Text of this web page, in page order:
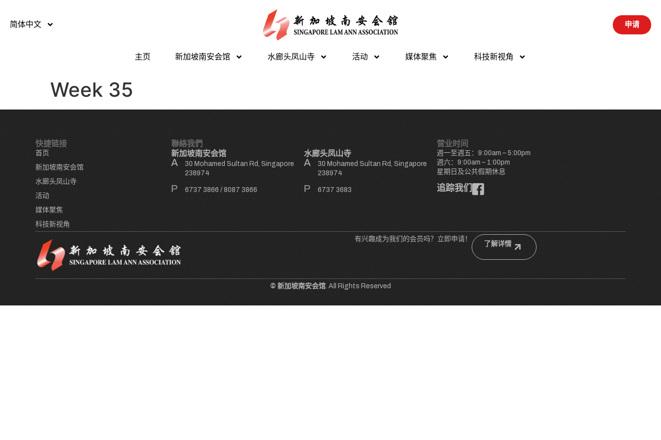
简体中文 申请
主页 新加坡南安会馆 水廊头凤山寺 活动 媒体聚焦 科技新视角
Week 35
快捷链接
首页
新加坡南安会馆
水廊头凤山寺
活动
媒体聚焦
科技新视角
聯絡我們
新加坡南安会馆
30 Mohamed Sultan Rd, Singapore
238974
6737 3866 / 8087 3866
水廊头凤山寺
30 Mohamed Sultan Rd, Singapore
238974
6737 3683
营业时间
週一至週五：9:00am – 5:00pm
週六：9:00am – 1:00pm
星期日及公共假期休息
追踪我们
有兴趣成为我们的会员吗？立即申请！
了解详情
© 新加坡南安会馆. All Rights Reserved